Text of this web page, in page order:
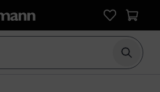
Suche